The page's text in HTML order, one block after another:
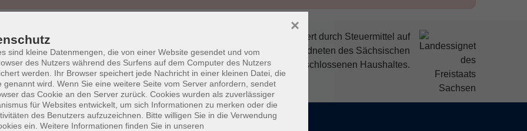
Die Volkshochschule wird mitfinanziert durch Steuermittel auf
der Grundlage des von den Abgeordneten des Sächsischen
Landtags beschlossenen Haushaltes.
AGB Datenschutzerklärung Impressum Widerruf
sind kleine Datenmengen, die von einer Website gesendet und vom
des Nutzers während des Surfens auf dem Computer des Nutzers
werden. Ihr Browser speichert jede Nachricht in einer kleinen Datei, die
genannt wird. Wenn Sie eine weitere Seite vom Server anfordern, sendet
das Cookie an den Server zurück. Cookies wurden als zuverlässiger
für Websites entwickelt, um sich Informationen zu merken oder die
des Benutzers aufzuzeichnen. Bitte willigen Sie in die Verwendung
ein. Weitere Informationen finden Sie in unseren
×